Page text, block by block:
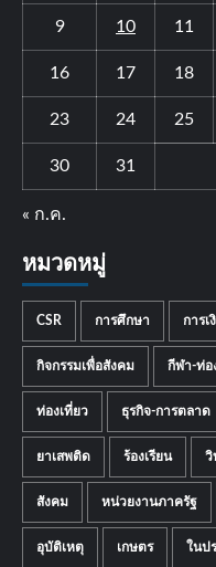
9 10 11
16 17 18
23 24 25
30 31
« ก.ค.
หมวดหมู่
CSR การศึกษา การเ
กิจกรรมเพื่อสังคม กีฬา-ท่อ
ท่องเที่ยว ธุรกิจ-การตลาด
ยาเสพติด ร้องเรียน วิ
สังคม หน่วยงานภาครัฐ
อุบัติเหตุ เกษตร ในป